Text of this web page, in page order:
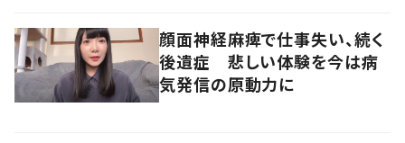
顔面神経麻痺で仕事失い、続く
後遺症 悲しい体験を今は病
気発信の原動力に